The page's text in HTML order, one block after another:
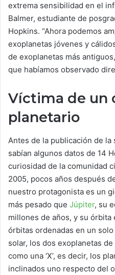
extrema sensibilidad en el
Balmer, estudiante de
Hopkins. “Ahora podemos
exoplanetas jóvenes y
de exoplanetas más
que habíamos observado
Víctima de un
planetario
Antes de la publicación de la
sabían algunos datos de 14
curiosidad de la comunidad
2005, pocos años después
nuestro protagonista es un
más pesado que Júpiter, su
millones de años, y su órbita
órbitas ordenadas en un
solar, los dos exoplanetas
como una ‘X’, es decir, los
inclinados uno respecto del